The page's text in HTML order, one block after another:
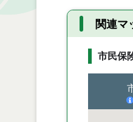
関連マ
市民保